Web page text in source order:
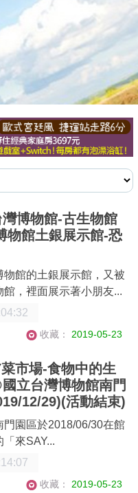
灣博物館-古生物館
物館土銀展示館-恐
物館的土銀展示館，又被
館，裡面展示著小朋友...
收藏： 2019-05-23
市場-食物中的生
立台灣博物館南門
12/29)(活動結束)
門園區於2018/06/30在館
來SAY...
收藏： 2019-05-23